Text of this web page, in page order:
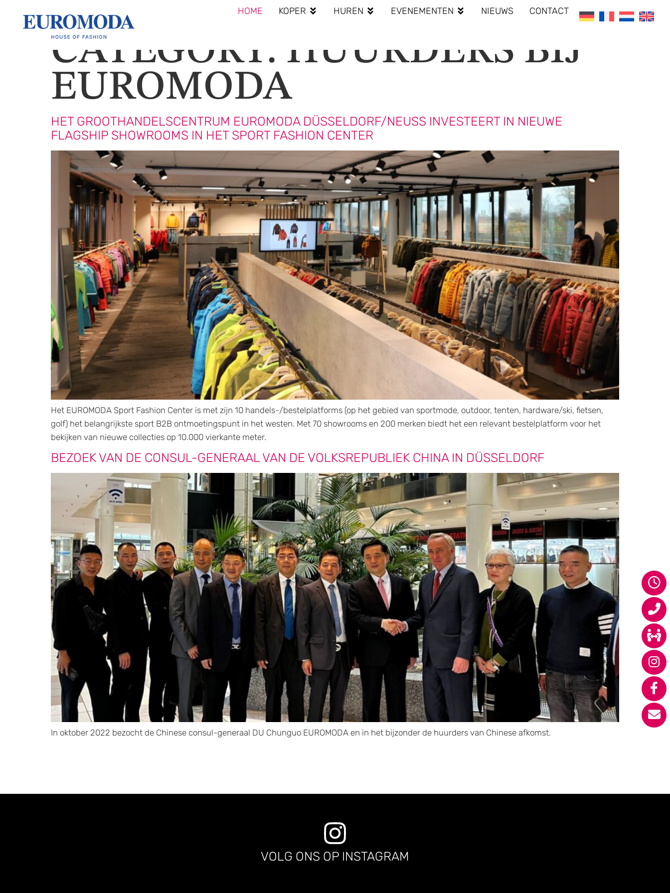
HOME KOPER HUREN EVENEMENTEN NIEUWS CONTACT
CATEGORY: HUURDERS BIJ
EUROMODA
HET GROOTHANDELSCENTRUM EUROMODA DÜSSELDORF/NEUSS INVESTEERT IN NIEUWE
FLAGSHIP SHOWROOMS IN HET SPORT FASHION CENTER
Het EUROMODA Sport Fashion Center is met zijn 10 handels-/bestelplatforms (op het gebied van sportmode, outdoor, tenten, hardware/ski, fietsen,
golf) het belangrijkste sport B2B ontmoetingspunt in het westen. Met 70 showrooms en 200 merken biedt het een relevant bestelplatform voor het
bekijken van nieuwe collecties op 10.000 vierkante meter.
BEZOEK VAN DE CONSUL-GENERAAL VAN DE VOLKSREPUBLIEK CHINA IN DÜSSELDORF
In oktober 2022 bezocht de Chinese consul-generaal DU Chunguo EUROMODA en in het bijzonder de huurders van Chinese afkomst.
VOLG ONS OP INSTAGRAM